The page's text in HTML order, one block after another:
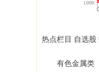
热点栏目 自选
有色金属类